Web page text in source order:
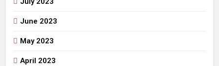
June 2023
May 2023
April 2023